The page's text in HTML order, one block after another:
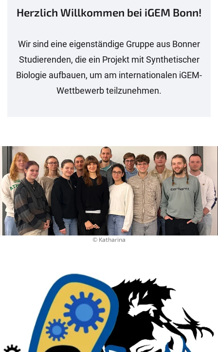
Herzlich Willkommen bei iGEM Bonn!
Wir sind eine eigenständige Gruppe aus Bonner
Studierenden, die ein Projekt mit Synthetischer
Biologie aufbauen, um am internationalen iGEM-
Wettbewerb teilzunehmen.
© Katharina